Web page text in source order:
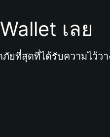
เลย
ยที่สุดที่ได้รับความไว้ว